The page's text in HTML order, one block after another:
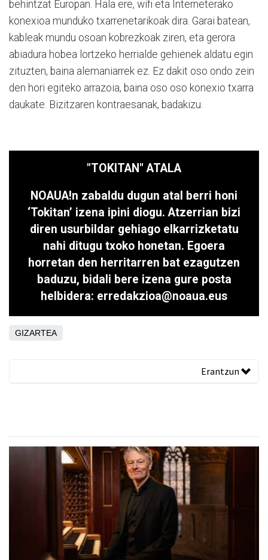
behintzat Europan. Hala ere, wifi eta Interneterako
konexioa munduko txarrenetarikoak dira. Garai batean,
kableak mundu osoan kobrezkoak ziren, eta gerora
abiadura hobea lortzeko herrialde gehienek aldatu egin
zituzten, baina alemaniarrek ez. Ez dakit oso ondo zein
den hori egiteko arrazoia, baina oso oso konexio txarra
daukate. Bizitzaren kontraesanak, badakizu.
"TOKITAN" ATALA
NOAUA!n zabaldu dugun atal berri honi
‘Tokitan’ izena ipini diogu. Atzerrian bizi
diren usurbildar gehiago elkarrizketatu
nahi ditugu txoko honetan. Egoera
horretan den herritarren bat ezagutzen
baduzu, bidali bere izena gure posta
helbidera: erredakzioa@noaua.eus
GIZARTEA
Erantzun